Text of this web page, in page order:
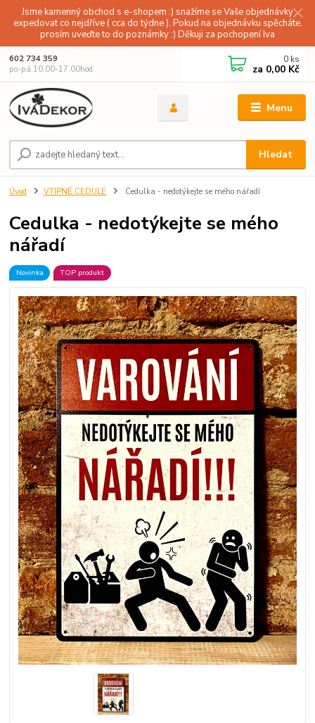
Jsme kamenný obchod s e-shopem :) snažíme se Vaše objednávky
expedovat co nejdříve ( cca do týdne ). Pokud na objednávku spěcháte,
prosím uveďte to do poznámky :) Děkuji za pochopení Iva
Menu
Hledat
602 734 359
po-pá 10.00-17.00hod
0 ks
za 0,00 Kč
Úvod VTIPNÉ CEDULE Cedulka - nedotýkejte se mého nářadí
Cedulka - nedotýkejte se mého
nářadí
Novinka TOP produkt